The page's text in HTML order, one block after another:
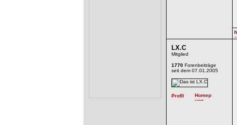
LX.C
Mitglied
1770 Forenbeiträge
seit dem 07.01.2005